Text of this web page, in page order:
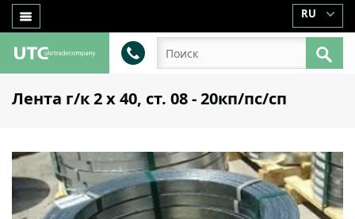
RU
Лента г/к 2 х 40, ст. 08 - 20кп/пс/сп